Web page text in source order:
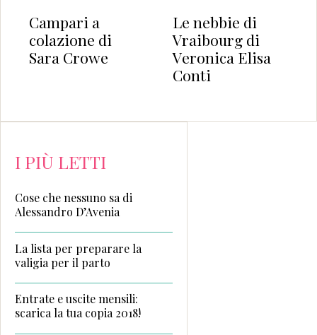
a
di
Le nebbie di
Vraibourg di
Veronica Elisa
Have
Merry
I PIÙ LETTI
Cose che nessuno sa di
Alessandro D’Avenia
La lista per preparare la
valigia per il parto
Entrate e uscite mensili:
scarica la tua copia 2018!